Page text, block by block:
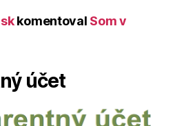
komentoval Som v
účet